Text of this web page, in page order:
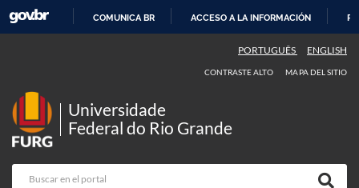
CONTENIDO
COMUNICA BR ACCESO A LA INFORMACIÓN
PORTUGUÊS ENGLISH
CONTRASTE ALTO MAPA DEL SITIO
Universidade
Federal do Rio Grande